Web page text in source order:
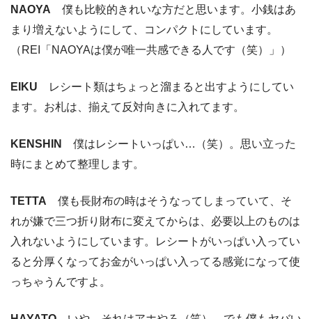
NAOYA 僕も比較的きれいな方だと思います。小銭はあ
まり増えないようにして、コンパクトにしています。
（REI「NAOYAは僕が唯一共感できる人です（笑）」）
EIKU レシート類はちょっと溜まると出すようにしてい
ます。お札は、揃えて反対向きに入れてます。
KENSHIN
僕はレシートいっぱい…（笑）。思い立った
時にまとめて整理します。
TETTA 僕も長財布の時はそうなってしまっていて、そ
れが嫌で三つ折り財布に変えてからは、必要以上のものは
入れないようにしています。レシートがいっぱい入ってい
ると分厚くなってお金がいっぱい入ってる感覚になって使
っちゃうんですよ。